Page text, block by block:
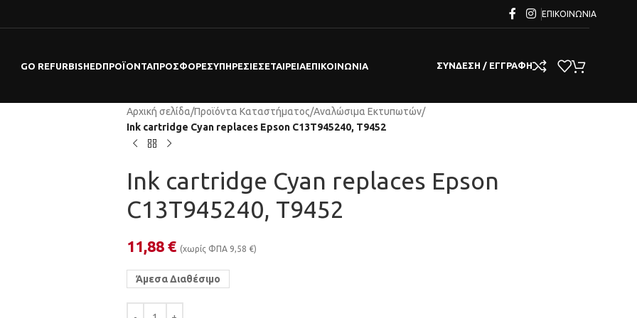
ΕΠΙΚΟΙΝΩΝΊΑ
GO REFURBISHEDΠΡΟΪΌΝΤΑΠΡΟΣΦΟΡΕΣΥΠΗΡΕΣΊΕΣΕΤΑΙΡΕΊΑΕΠΙΚΟΙΝΩΝΊΑ ΣΎΝΔΕΣΗ / ΕΓΓΡΑΦΉ
Αρχική σελίδα/Προϊόντα Καταστήματος/Αναλώσιμα Εκτυπωτών/
Ink cartridge Cyan replaces Epson C13T945240, T9452
Ink cartridge Cyan replaces Epson
C13T945240, T9452
11,88 € (χωρίς ΦΠΑ 9,58 €)
Άμεσα Διαθέσιμο